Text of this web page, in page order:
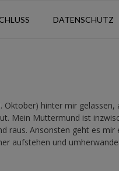
DATENSCHUTZ
Oktober) hinter mir gelassen,
Mein Muttermund ist
raus. Ansonsten geht es mir
aufstehen und